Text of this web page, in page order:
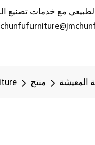
منتج المعيشة